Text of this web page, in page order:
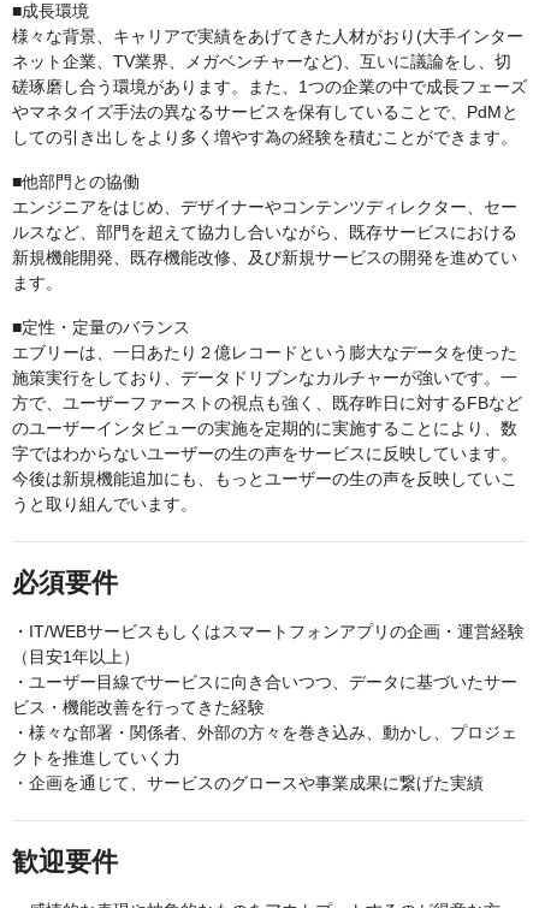
■成長環境
様々な背景、キャリアで実績をあげてきた人材がおり(大手インター
ネット企業、TV業界、メガベンチャーなど)、互いに議論をし、切
磋琢磨し合う環境があります。また、1つの企業の中で成長フェーズ
やマネタイズ手法の異なるサービスを保有していることで、PdMと
しての引き出しをより多く増やす為の経験を積むことができます。
■他部門との協働
エンジニアをはじめ、デザイナーやコンテンツディレクター、セー
ルスなど、部門を超えて協力し合いながら、既存サービスにおける
新規機能開発、既存機能改修、及び新規サービスの開発を進めてい
ます。
■定性・定量のバランス
エブリーは、一日あたり２億レコードという膨大なデータを使った
施策実行をしており、データドリブンなカルチャーが強いです。一
方で、ユーザーファーストの視点も強く、既存昨日に対するFBなど
のユーザーインタビューの実施を定期的に実施することにより、数
字ではわからないユーザーの生の声をサービスに反映しています。
今後は新規機能追加にも、もっとユーザーの生の声を反映していこ
うと取り組んでいます。
必須要件
・IT/WEBサービスもしくはスマートフォンアプリの企画・運営経験
（目安1年以上）
・ユーザー目線でサービスに向き合いつつ、データに基づいたサー
ビス・機能改善を行ってきた経験
・様々な部署・関係者、外部の方々を巻き込み、動かし、プロジェ
クトを推進していく力
・企画を通じて、サービスのグロースや事業成果に繋げた実績
歓迎要件